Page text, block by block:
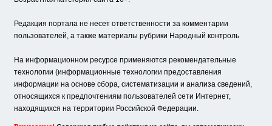
Редакция портала не несет ответственности за комментарии
пользователей, а также материалы рубрики Народный контроль
На информационном ресурсе применяются рекомендательные
технологии (информационные технологии предоставления
информации на основе сбора, систематизации и анализа сведений,
относящихся к предпочтениям пользователей сети Интернет,
находящихся на территории Российской Федерации.